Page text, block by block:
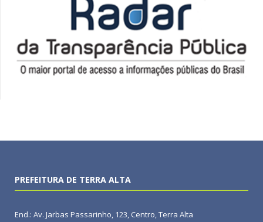
PREFEITURA DE TERRA ALTA
End.: Av. Jarbas Passarinho, 123, Centro, Terra Alta